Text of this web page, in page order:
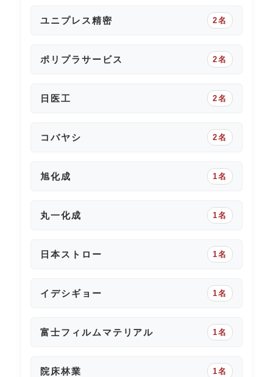
ユニプレス精密 2名
ポリプラサービス 2名
日医工 2名
コバヤシ 2名
旭化成 1名
丸一化成 1名
日本ストロー 1名
イデシギョー 1名
富士フィルムマテリアル 1名
院床林業 1名